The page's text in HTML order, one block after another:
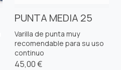
PUNTA MEDIA 25
Varilla de punta muy
recomendable para su uso
continuo
45,00 €